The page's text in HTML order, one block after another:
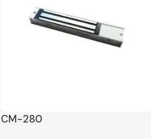
CM-280